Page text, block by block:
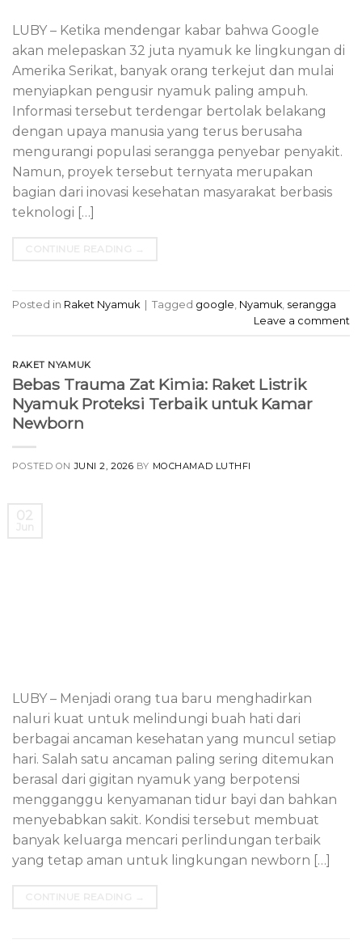
LUBY – Ketika mendengar kabar bahwa Google
akan melepaskan 32 juta nyamuk ke lingkungan di
Amerika Serikat, banyak orang terkejut dan mulai
menyiapkan pengusir nyamuk paling ampuh.
Informasi tersebut terdengar bertolak belakang
dengan upaya manusia yang terus berusaha
mengurangi populasi serangga penyebar penyakit.
Namun, proyek tersebut ternyata merupakan
bagian dari inovasi kesehatan masyarakat berbasis
teknologi […]
Posted in Raket Nyamuk | Tagged google Nyamuk serangga
Leave a comment
RAKET NYAMUK
Bebas Trauma Zat Kimia: Raket Listrik
Nyamuk Proteksi Terbaik untuk Kamar
Newborn
POSTED ONJUNI 2, 2026 BY MOCHAMAD LUTHFI
LUBY – Menjadi orang tua baru menghadirkan
naluri kuat untuk melindungi buah hati dari
berbagai ancaman kesehatan yang muncul setiap
hari. Salah satu ancaman paling sering ditemukan
berasal dari gigitan nyamuk yang berpotensi
mengganggu kenyamanan tidur bayi dan bahkan
menyebabkan sakit. Kondisi tersebut membuat
banyak keluarga mencari perlindungan terbaik
yang tetap aman untuk lingkungan newborn […]